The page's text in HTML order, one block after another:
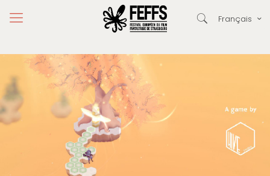
Français